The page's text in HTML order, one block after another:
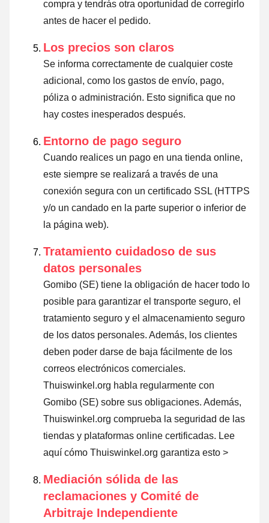
compra y tendrás otra oportunidad de corregirlo
antes de hacer el pedido.
Los precios son claros
Se informa correctamente de cualquier coste
adicional, como los gastos de envío, pago,
póliza o administración. Esto significa que no
hay costes inesperados después.
Entorno de pago seguro
Cuando realices un pago en una tienda online,
este siempre se realizará a través de una
conexión segura con un certificado SSL (HTTPS
y/o un candado en la parte superior o inferior de
la página web).
Tratamiento cuidadoso de sus
datos personales
Gomibo (SE) tiene la obligación de hacer todo lo
posible para garantizar el transporte seguro, el
tratamiento seguro y el almacenamiento seguro
de los datos personales. Además, los clientes
deben poder darse de baja fácilmente de los
correos electrónicos comerciales.
Thuiswinkel.org habla regularmente con
Gomibo (SE) sobre sus obligaciones. Además,
Thuiswinkel.org comprueba la seguridad de las
tiendas y plataformas online certificadas. Lee
aquí cómo Thuiswinkel.org garantiza esto >
Mediación sólida de las
reclamaciones y Comité de
Arbitraje Independiente